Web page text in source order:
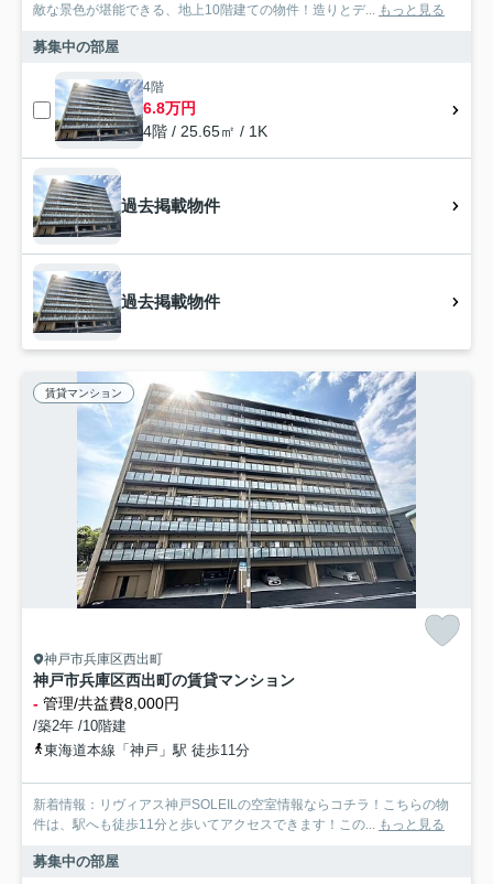
敵な景色が堪能できる、地上10階建ての物件！造りとデ... もっと見る
募集中の部屋
4階
6.8万円
4階 / 25.65㎡ / 1K
過去掲載物件
過去掲載物件
賃貸マンション
神戸市兵庫区西出町
神戸市兵庫区西出町の賃貸マンション
- 管理/共益費8,000円
/築2年 /10階建
東海道本線「神戸」駅 徒歩11分
新着情報：リヴィアス神戸SOLEILの空室情報ならコチラ！こちらの物
件は、駅へも徒歩11分と歩いてアクセスできます！この... もっと見る
募集中の部屋